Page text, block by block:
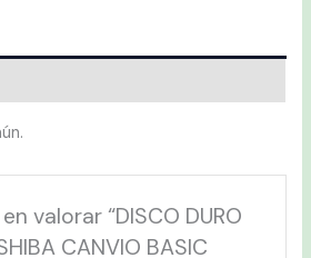
valorar “DISCO DURO
CANVIO BASIC